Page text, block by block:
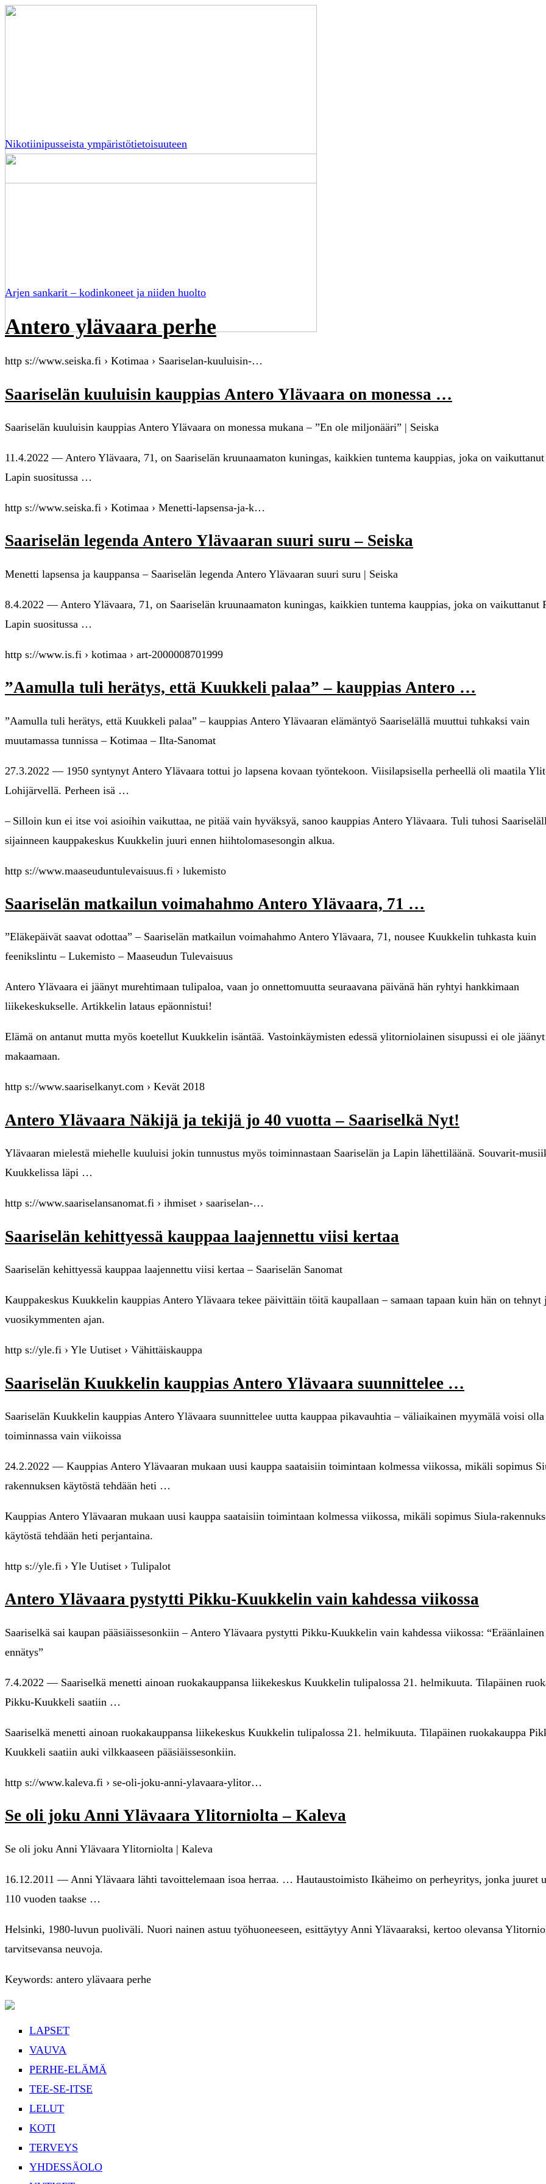
Nikotiinipusseista ympäristötietoisuuteen
Arjen sankarit – kodinkoneet ja niiden huolto
Antero ylävaara perhe
http s://www.seiska.fi › Kotimaa › Saariselan-kuuluisin-…
Saariselän kuuluisin kauppias Antero Ylävaara on monessa …
Saariselän kuuluisin kauppias Antero Ylävaara on monessa mukana – ”En ole miljonääri” | Seiska
11.4.2022 — Antero Ylävaara, 71, on Saariselän kruunaamaton kuningas, kaikkien tuntema kauppias, joka on
Lapin suositussa …
http s://www.seiska.fi › Kotimaa › Menetti-lapsensa-ja-k…
Saariselän legenda Antero Ylävaaran suuri suru – Seiska
Menetti lapsensa ja kauppansa – Saariselän legenda Antero Ylävaaran suuri suru | Seiska
8.4.2022 — Antero Ylävaara, 71, on Saariselän kruunaamaton kuningas, kaikkien tuntema kauppias, joka on vaikuttanut
Lapin suositussa …
http s://www.is.fi › kotimaa › art-2000008701999
”Aamulla tuli herätys, että Kuukkeli palaa” – kauppias Antero …
”Aamulla tuli herätys, että Kuukkeli palaa” – kauppias Antero Ylävaaran elämäntyö Saariselällä muuttui tuhkaksi vain
muutamassa tunnissa – Kotimaa – Ilta-Sanomat
27.3.2022 — 1950 syntynyt Antero Ylävaara tottui jo lapsena kovaan työntekoon. Viisilapsisella perheellä oli maatila
Lohijärvellä. Perheen isä …
– Silloin kun ei itse voi asioihin vaikuttaa, ne pitää vain hyväksyä, sanoo kauppias Antero Ylävaara. Tuli tuhosi
sijainneen kauppakeskus Kuukkelin juuri ennen hiihtolomasesongin alkua.
http s://www.maaseuduntulevaisuus.fi › lukemisto
Saariselän matkailun voimahahmo Antero Ylävaara, 71 …
”Eläkepäivät saavat odottaa” – Saariselän matkailun voimahahmo Antero Ylävaara, 71, nousee Kuukkelin tuhkasta kuin
feenikslintu – Lukemisto – Maaseudun Tulevaisuus
Antero Ylävaara ei jäänyt murehtimaan tulipaloa, vaan jo onnettomuutta seuraavana päivänä hän ryhtyi hankkimaan
liikekeskukselle. Artikkelin lataus epäonnistui!
Elämä on antanut mutta myös koetellut Kuukkelin isäntää. Vastoinkäymisten edessä ylitorniolainen sisupussi ei ole
makaamaan.
http s://www.saariselkanyt.com › Kevät 2018
Antero Ylävaara Näkijä ja tekijä jo 40 vuotta – Saariselkä Nyt!
Ylävaaran mielestä miehelle kuuluisi jokin tunnustus myös toiminnastaan Saariselän ja Lapin lähettiläänä. Souvarit-
Kuukkelissa läpi …
http s://www.saariselansanomat.fi › ihmiset › saariselan-…
Saariselän kehittyessä kauppaa laajennettu viisi kertaa
Saariselän kehittyessä kauppaa laajennettu viisi kertaa – Saariselän Sanomat
Kauppakeskus Kuukkelin kauppias Antero Ylävaara tekee päivittäin töitä kaupallaan – samaan tapaan kuin hän on tehnyt
vuosikymmenten ajan.
http s://yle.fi › Yle Uutiset › Vähittäiskauppa
Saariselän Kuukkelin kauppias Antero Ylävaara suunnittelee …
Saariselän Kuukkelin kauppias Antero Ylävaara suunnittelee uutta kauppaa pikavauhtia – väliaikainen myymälä voisi olla
toiminnassa vain viikoissa
24.2.2022 — Kauppias Antero Ylävaaran mukaan uusi kauppa saataisiin toimintaan kolmessa viikossa, mikäli sopimus
rakennuksen käytöstä tehdään heti …
Kauppias Antero Ylävaaran mukaan uusi kauppa saataisiin toimintaan kolmessa viikossa, mikäli sopimus Siula-
käytöstä tehdään heti perjantaina.
http s://yle.fi › Yle Uutiset › Tulipalot
Antero Ylävaara pystytti Pikku-Kuukkelin vain kahdessa viikossa
Saariselkä sai kaupan pääsiäissesonkiin – Antero Ylävaara pystytti Pikku-Kuukkelin vain kahdessa viikossa: “Eräänlainen
ennätys”
7.4.2022 — Saariselkä menetti ainoan ruokakauppansa liikekeskus Kuukkelin tulipalossa 21. helmikuuta. Tilapäinen
Pikku-Kuukkeli saatiin …
Saariselkä menetti ainoan ruokakauppansa liikekeskus Kuukkelin tulipalossa 21. helmikuuta. Tilapäinen ruokakauppa
Kuukkeli saatiin auki vilkkaaseen pääsiäissesonkiin.
http s://www.kaleva.fi › se-oli-joku-anni-ylavaara-ylitor…
Se oli joku Anni Ylävaara Ylitorniolta – Kaleva
Se oli joku Anni Ylävaara Ylitorniolta | Kaleva
16.12.2011 — Anni Ylävaara lähti tavoittelemaan isoa herraa. … Hautaustoimisto Ikäheimo on perheyritys, jonka juuret
110 vuoden taakse …
Helsinki, 1980-luvun puoliväli. Nuori nainen astuu työhuoneeseen, esittäytyy Anni Ylävaaraksi, kertoo olevansa
tarvitsevansa neuvoja.
Keywords: antero ylävaara perhe
LAPSET
VAUVA
PERHE-ELÄMÄ
TEE-SE-ITSE
LELUT
KOTI
TERVEYS
YHDESSÄOLO